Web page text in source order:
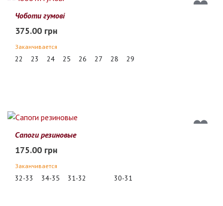
Чоботи гумові
375.00 грн
Заканчивается
22 23 24 25 26 27 28 29
Сапоги резиновые
175.00 грн
Заканчивается
32-33 34-35 31-32 30-31